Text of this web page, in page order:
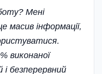
Мені
масив інформації,
виконаної
безперервний